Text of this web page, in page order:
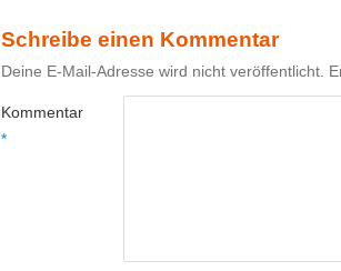
Schreibe einen Kommentar
Deine E-Mail-Adresse wird nicht veröffentlicht.
Kommentar
*